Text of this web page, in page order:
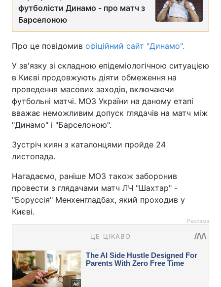
футболісти Динамо - про матч з
Барселоною
Про це повідомив офіційний сайт "Динамо".
У зв'язку зі складною епідеміологічною ситуацією
в Києві продовжують діяти обмеження на
проведення масових заходів, включаючи
футбольні матчі. МОЗ України на даному етапі
вважає неможливим допуск глядачів на матч між
"Динамо" і "Барселоною".
Зустріч киян з каталонцями пройде 24
листопада.
Нагадаємо, раніше МОЗ також заборонив
провести з глядачами матч ЛЧ "Шахтар" -
"Боруссія" Менхенгладбах, який проходив у
Києві.
Реклама